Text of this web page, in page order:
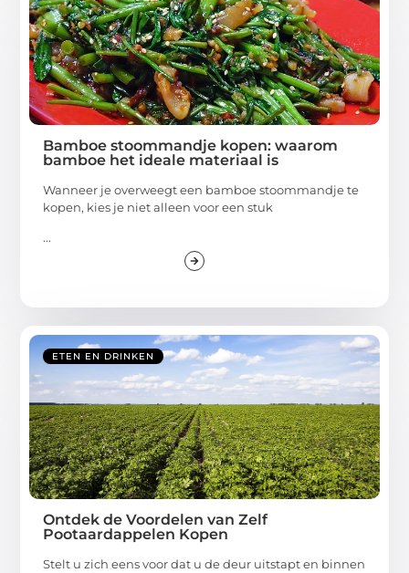
Bamboe stoommandje kopen: waarom
bamboe het ideale materiaal is
Wanneer je overweegt een bamboe stoommandje te
kopen, kies je niet alleen voor een stuk
...
ETEN EN DRINKEN
Ontdek de Voordelen van Zelf
Pootaardappelen Kopen
Stelt u zich eens voor dat u de deur uitstapt en binnen